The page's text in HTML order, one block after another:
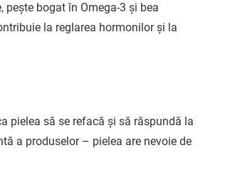
bogat în Omega-3 și bea
la reglarea hormonilor și la
pielea să se refacă și să răspundă la
a produselor – pielea are nevoie de